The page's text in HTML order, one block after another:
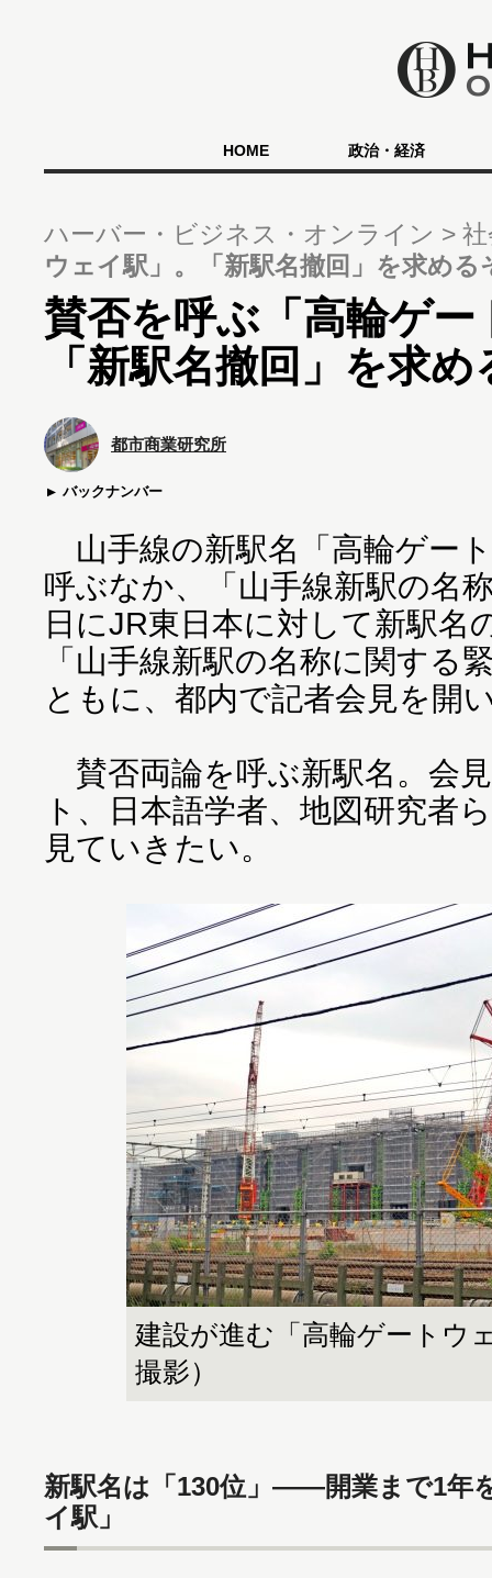
HOME 政治・経済
ハーバー・ビジネス・オンライン
ウェイ駅」。「新駅名撤回」を求める
賛否を呼ぶ「高輪ゲ
「新駅名撤回」を求
都市商業研究所
バックナンバー
山手線の新駅名「高輪ゲー
呼ぶなか、「山手線新駅の名
日にJR東日本に対して新駅名
「山手線新駅の名称に関する
ともに、都内で記者会見を開
賛否両論を呼ぶ新駅名。会
ト、日本語学者、地図研究者
見ていきたい。
建設が進む「高輪ゲートウ
撮影）
新駅名は「130位」――開業まで1年
イ駅」